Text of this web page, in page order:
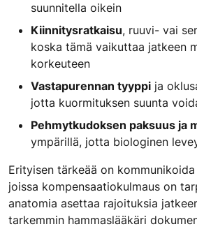
suunnitella oikein
Kiinnitysratkaisu, ruuvi- vai
koska tämä vaikuttaa jatkeen
korkeuteen
Vastapurennan tyyppi ja
jotta kuormituksen suunta
Pehmytkudoksen paksuus ja
ympärillä, jotta biologinen
Erityisen tärkeää on
joissa kompensaatiokulmaus on
anatomia asettaa rajoituksia
tarkemmin hammaslääkäri